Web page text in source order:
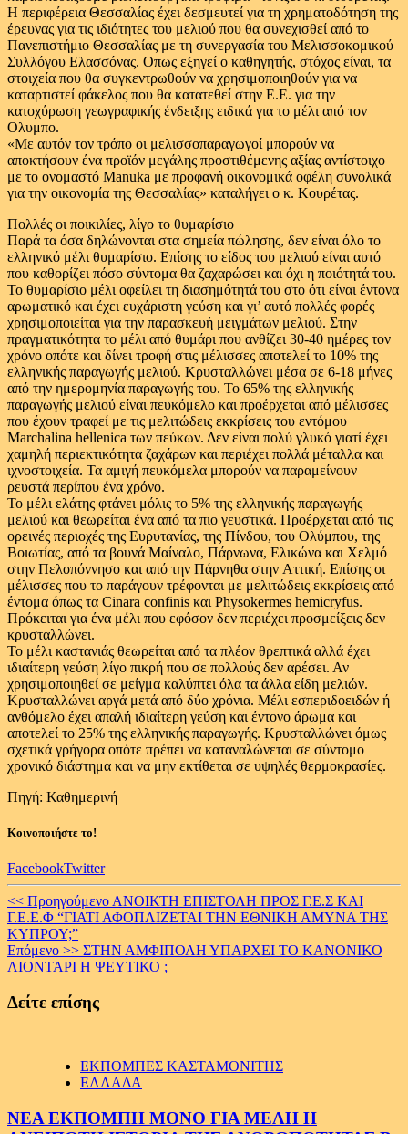
Η περιφέρεια Θεσσαλίας έχει δεσμευτεί για τη χρηματοδότηση της
έρευνας για τις ιδιότητες του μελιού που θα συνεχισθεί από το
Πανεπιστήμιο Θεσσαλίας με τη συνεργασία του Μελισσοκομικού
Συλλόγου Ελασσόνας. Οπως εξηγεί ο καθηγητής, στόχος είναι, τα
στοιχεία που θα συγκεντρωθούν να χρησιμοποιηθούν για να
καταρτιστεί φάκελος που θα κατατεθεί στην Ε.Ε. για την
κατοχύρωση γεωγραφικής ένδειξης ειδικά για το μέλι από τον
Ολυμπο.
«Με αυτόν τον τρόπο οι μελισσοπαραγωγοί μπορούν να
αποκτήσουν ένα προϊόν μεγάλης προστιθέμενης αξίας αντίστοιχο
με το ονομαστό Manuka με προφανή οικονομικά οφέλη συνολικά
για την οικονομία της Θεσσαλίας» καταλήγει ο κ. Κουρέτας.
Πολλές οι ποικιλίες, λίγο το θυμαρίσιο
Παρά τα όσα δηλώνονται στα σημεία πώλησης, δεν είναι όλο το
ελληνικό μέλι θυμαρίσιο. Επίσης το είδος του μελιού είναι αυτό
που καθορίζει πόσο σύντομα θα ζαχαρώσει και όχι η ποιότητά του.
Το θυμαρίσιο μέλι οφείλει τη διασημότητά του στο ότι είναι έντονα
αρωματικό και έχει ευχάριστη γεύση και γι’ αυτό πολλές φορές
χρησιμοποιείται για την παρασκευή μειγμάτων μελιού. Στην
πραγματικότητα το μέλι από θυμάρι που ανθίζει 30-40 ημέρες τον
χρόνο οπότε και δίνει τροφή στις μέλισσες αποτελεί το 10% της
ελληνικής παραγωγής μελιού. Κρυσταλλώνει μέσα σε 6-18 μήνες
από την ημερομηνία παραγωγής του. Το 65% της ελληνικής
παραγωγής μελιού είναι πευκόμελο και προέρχεται από μέλισσες
που έχουν τραφεί με τις μελιτώδεις εκκρίσεις του εντόμου
Marchalina hellenica των πεύκων. Δεν είναι πολύ γλυκό γιατί έχει
χαμηλή περιεκτικότητα ζαχάρων και περιέχει πολλά μέταλλα και
ιχνοστοιχεία. Τα αμιγή πευκόμελα μπορούν να παραμείνουν
ρευστά περίπου ένα χρόνο.
Το μέλι ελάτης φτάνει μόλις το 5% της ελληνικής παραγωγής
μελιού και θεωρείται ένα από τα πιο γευστικά. Προέρχεται από τις
ορεινές περιοχές της Eυρυτανίας, της Πίνδου, του Oλύμπου, της
Βοιωτίας, από τα βουνά Mαίναλο, Πάρνωνα, Ελικώνα και Xελμό
στην Πελοπόννησο και από την Πάρνηθα στην Aττική. Επίσης οι
μέλισσες που το παράγουν τρέφονται με μελιτώδεις εκκρίσεις από
έντομα όπως τα Cinara confinis και Physokermes hemicryfus.
Πρόκειται για ένα μέλι που εφόσον δεν περιέχει προσμείξεις δεν
κρυσταλλώνει.
Το μέλι καστανιάς θεωρείται από τα πλέον θρεπτικά αλλά έχει
ιδιαίτερη γεύση λίγο πικρή που σε πολλούς δεν αρέσει. Αν
χρησιμοποιηθεί σε μείγμα καλύπτει όλα τα άλλα είδη μελιών.
Κρυσταλλώνει αργά μετά από δύο χρόνια. Μέλι εσπεριδοειδών ή
ανθόμελο έχει απαλή ιδιαίτερη γεύση και έντονο άρωμα και
αποτελεί το 25% της ελληνικής παραγωγής. Κρυσταλλώνει όμως
σχετικά γρήγορα οπότε πρέπει να καταναλώνεται σε σύντομο
χρονικό διάστημα και να μην εκτίθεται σε υψηλές θερμοκρασίες.
Πηγή: Καθημερινή
Κοινοποιήστε το!
FacebookTwitter
Continue
Reading
<< Προηγούμενο ΑΝΟΙΚΤΗ ΕΠΙΣΤΟΛΗ ΠΡΟΣ Γ.Ε.Σ ΚΑΙ
Γ.Ε.Ε.Φ “ΓΙΑΤΙ ΑΦΟΠΛΙΖΕΤΑΙ ΤΗΝ ΕΘΝΙΚΗ ΑΜΥΝΑ ΤΗΣ
ΚΥΠΡΟΥ;”
Επόμενο >> ΣΤΗΝ ΑΜΦΙΠΟΛΗ ΥΠΑΡΧΕΙ ΤΟ ΚΑΝΟΝΙΚΟ
ΛΙΟΝΤΑΡΙ Η ΨΕΥΤΙΚΟ ;
Δείτε επίσης
ΕΚΠΟΜΠΕΣ ΚΑΣΤΑΜΟΝΙΤΗΣ
ΕΛΛΑΔΑ
ΝΕΑ ΕΚΠΟΜΠΗ ΜΟΝΟ ΓΙΑ ΜΕΛΗ Η